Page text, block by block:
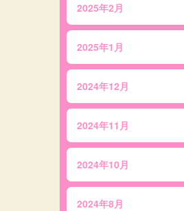
2025年2月
2025年1月
2024年12月
2024年11月
2024年10月
2024年8月